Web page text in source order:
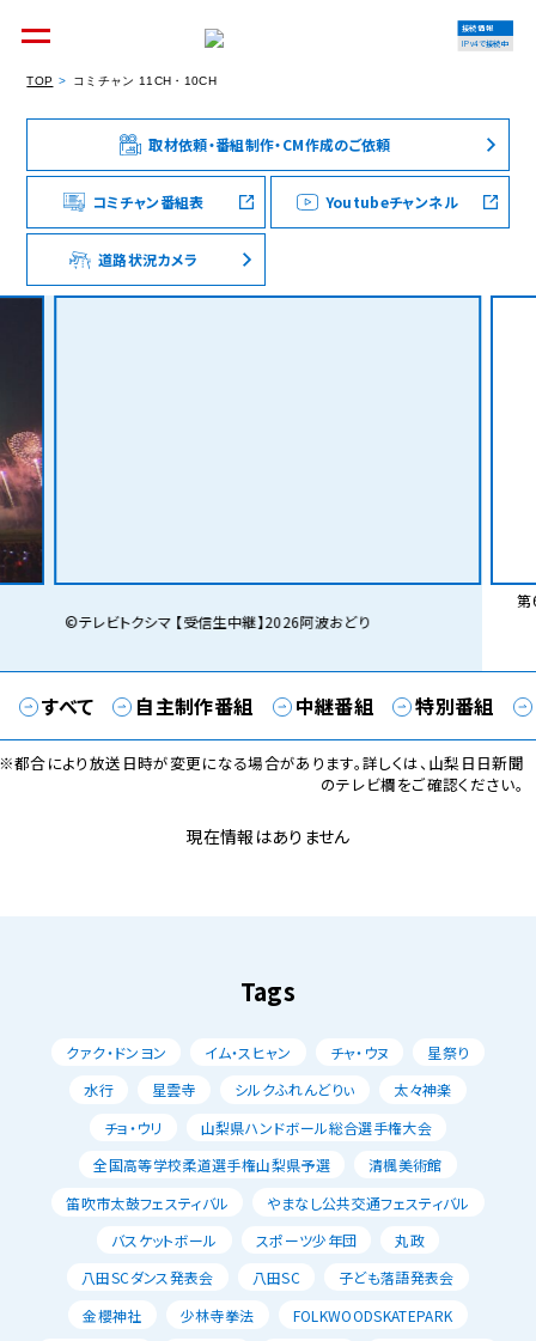
個人のお客様 集合住宅オーナーの方
法人のお客様 料金シミュレーション
接続情報
IPv4で接続中
TOP コミチャン 11CH・10CH
取材依頼・番組制作・CM作成のご依頼
コミチャン番組表 Youtubeチャンネル
道路状況カメラ
©テレビトクシマ 【受信生中継】2026阿波おどり
第
すべて 自主制作番組 中継番組 特別番組
都合により放送日時が変更になる場合があります。詳しくは、山梨日日新聞
のテレビ欄をご確認ください。
現在情報はありません
Tags
クァク・ドンヨン イム・スヒャン チャ・ウヌ
星祭り
水行
星雲寺 シルクふれんどりぃ
太々神楽
チョ・ウリ
山梨県ハンドボール総合選手権大会
全国高等学校柔道選手権山梨県予選
清楓美術館
笛吹市太鼓フェスティバル
やまなし公共交通フェスティバル
バスケットボール
スポーツ少年団
丸政
八田SCダンス発表会
八田SC
子ども落語発表会
金櫻神社
少林寺拳法
FOLKWOODSKATEPARK